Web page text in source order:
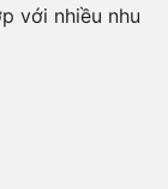
với nhiều nhu